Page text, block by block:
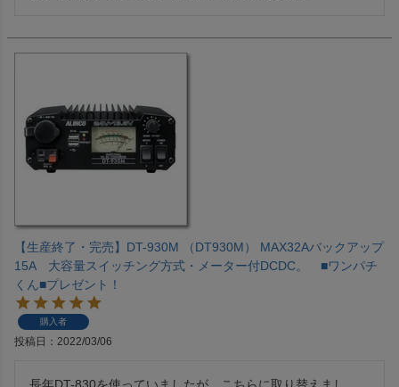
【生産終了・完売】DT-930M （DT930M） MAX32Aバックアップ
15A 大容量スイッチング方式・メーター付DCDC。 ■ワンパチ
くん■プレゼント！
購入者
投稿日 2022/03/06